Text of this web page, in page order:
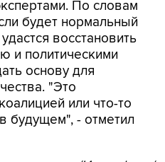
восстановить
и политическими
основу для
"Это
или что-то
будущем", - отметил